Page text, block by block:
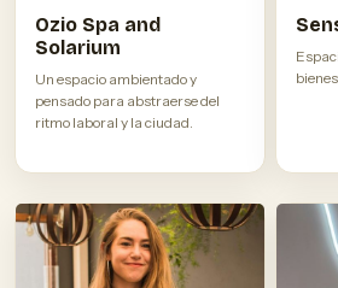
Ozio Spa and
Solarium
Un espacio ambientado y
pensado para abstraerse del
ritmo laboral y la ciudad.